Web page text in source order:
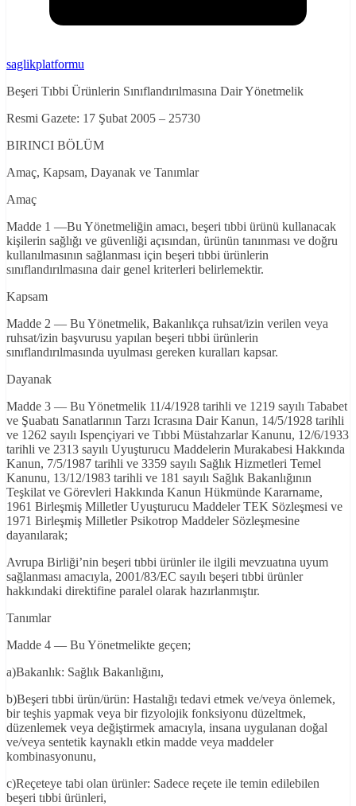
saglikplatformu
Beşeri Tıbbi Ürünlerin Sınıflandırılmasına Dair Yönetmelik
Resmi Gazete: 17 Şubat 2005 – 25730
BIRINCI BÖLÜM
Amaç, Kapsam, Dayanak ve Tanımlar
Amaç
Madde 1 —Bu Yönetmeliğin amacı, beşeri tıbbi ürünü kullanacak
kişilerin sağlığı ve güvenliği açısından, ürünün tanınması ve doğru
kullanılmasının sağlanması için beşeri tıbbi ürünlerin
sınıflandırılmasına dair genel kriterleri belirlemektir.
Kapsam
Madde 2 — Bu Yönetmelik, Bakanlıkça ruhsat/izin verilen veya
ruhsat/izin başvurusu yapılan beşeri tıbbi ürünlerin
sınıflandırılmasında uyulması gereken kuralları kapsar.
Dayanak
Madde 3 — Bu Yönetmelik 11/4/1928 tarihli ve 1219 sayılı Tababet
ve Şuabatı Sanatlarının Tarzı Icrasına Dair Kanun, 14/5/1928 tarihli
ve 1262 sayılı Ispençiyari ve Tıbbi Müstahzarlar Kanunu, 12/6/1933
tarihli ve 2313 sayılı Uyuşturucu Maddelerin Murakabesi Hakkında
Kanun, 7/5/1987 tarihli ve 3359 sayılı Sağlık Hizmetleri Temel
Kanunu, 13/12/1983 tarihli ve 181 sayılı Sağlık Bakanlığının
Teşkilat ve Görevleri Hakkında Kanun Hükmünde Kararname,
1961 Birleşmiş Milletler Uyuşturucu Maddeler TEK Sözleşmesi ve
1971 Birleşmiş Milletler Psikotrop Maddeler Sözleşmesine
dayanılarak;
Avrupa Birliği’nin beşeri tıbbi ürünler ile ilgili mevzuatına uyum
sağlanması amacıyla, 2001/83/EC sayılı beşeri tıbbi ürünler
hakkındaki direktifine paralel olarak hazırlanmıştır.
Tanımlar
Madde 4 — Bu Yönetmelikte geçen;
a)Bakanlık: Sağlık Bakanlığını,
b)Beşeri tıbbi ürün/ürün: Hastalığı tedavi etmek ve/veya önlemek,
bir teşhis yapmak veya bir fizyolojik fonksiyonu düzeltmek,
düzenlemek veya değiştirmek amacıyla, insana uygulanan doğal
ve/veya sentetik kaynaklı etkin madde veya maddeler
kombinasyonunu,
c)Reçeteye tabi olan ürünler: Sadece reçete ile temin edilebilen
beşeri tıbbi ürünleri,